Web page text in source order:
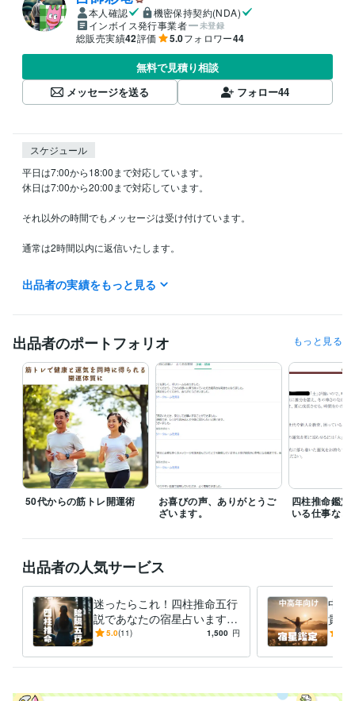
本人確認
機密保持契約(NDA)
インボイス発行事業者
未登録
総販売実績42評価 5.0フォロワー44
無料で見積り相談
メッセージを送る
フォロー44
スケジュール
平日は7:00から18:00まで対応しています。
休日は7:00から20:00まで対応しています。
それ以外の時間でもメッセージは受け付けています。
通常は2時間以内に返信いたします。
詳細を頂いた後、PDF鑑定書は原則48時間以内に送信します（相性占い
等二人の場合は72～96時間）。
経験職種
クリエイター / ライター・編集
医療・介護 / 薬剤師 経験年数 : 26年
ライフスタイル・その他 / 占い師
ライフスタイル・その他 / 講師・インストラクター 経験年数 : 10年
ライフスタイル・その他 / その他 経験年数 : 10年
受賞歴
日常生活の東洋的考え方・生活の方法 ネットワークが紡ぐ、医療の
これから 陰陽五行を組み合わせた相性の秘密 縁を繋ぐ食事術（モテ
薬剤師 取得年 : 1995年
四柱推命鑑定士 取得年 : 1999年
日本語教師 取得年 : 2021年
得意分野
占い 四柱推命（誕生年月日）により宿星鑑定
四柱推命 占い
学習指導・資格・キャリア相談 日本語教師
語学力
出品者の実績をもっと見る
出品者のポートフォリオ もっと見る
50代からの筋トレ開運術
お喜びの声、ありがとうご
ざいます。
四柱推命鑑定
いる仕事など
出品者の人気サービス
迷ったらこれ！四柱推命五行
説であなたの宿星占います
【鑑定歴30年】自分自身の適
ス
5.0(11) 1,500 円
中高
貴方
ラフ
鑑定